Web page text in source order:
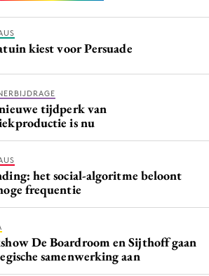
kiest voor Persuade
tijdperk van
is nu
het social-algoritme beloont
frequentie
De Boardroom en Sijthoff gaan
samenwerking aan